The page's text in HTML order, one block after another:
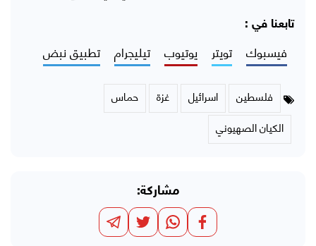
تابعنا في :
فيسبوك تويتر يوتيوب تيليجرام تطبيق نبض
فلسطين اسرائيل غزة
حماس
الكيان الصهيوني
مشاركة: